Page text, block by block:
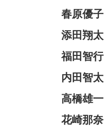
春原優子
添田翔太
福田智行
内田智太
高橋雄一
花崎那奈